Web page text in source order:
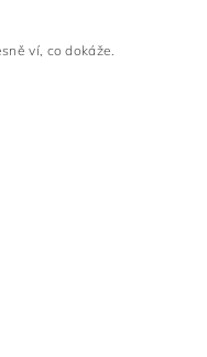
ví, co dokáže.